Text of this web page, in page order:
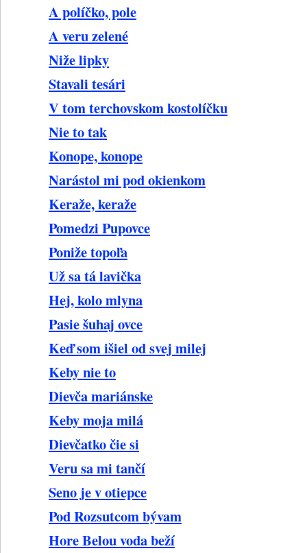
A políčko, pole
A veru zelené
Niže lipky
Stavali tesári
V tom terchovskom kostolíčku
Nie to tak
Konope, konope
Narástol mi pod okienkom
Keraže, keraže
Pomedzi Pupovce
Poniže topoľa
Už sa tá lavička
Hej, kolo mlyna
Pasie šuhaj ovce
Keď som išiel od svej milej
Keby nie to
Dievča mariánske
Keby moja milá
Dievčatko čie si
Veru sa mi tančí
Seno je v otiepce
Pod Rozsutcom bývam
Hore Belou voda beží